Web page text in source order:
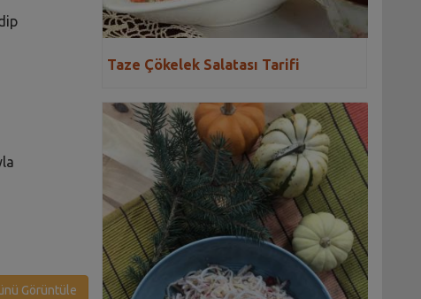
Görüntüle
Taze Çökelek Salatası Tarifi